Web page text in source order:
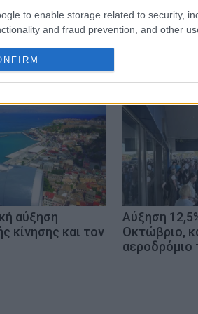
to enable storage related to security,
and fraud prevention, and other
αύξηση
κίνησης και τον
Αύξηση
Οκτώβριο,
αεροδρόμιο